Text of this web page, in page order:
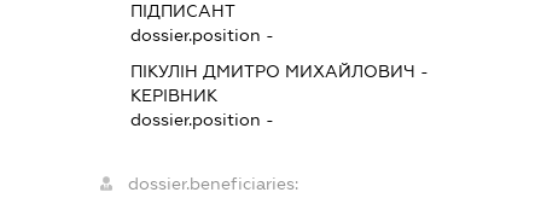
ПІДПИСАНТ
dossier.position -
ПІКУЛІН ДМИТРО МИХАЙЛОВИЧ -
КЕРІВНИК
dossier.position -
dossier.beneficiaries: